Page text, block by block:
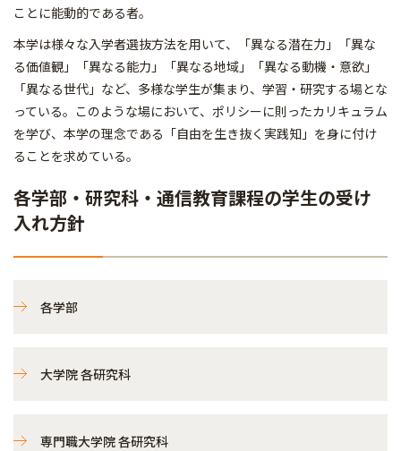
ことに能動的である者。
本学は様々な入学者選抜方法を用いて、「異なる潜在力」「異な
る価値観」「異なる能力」「異なる地域」「異なる動機・意欲」
「異なる世代」など、多様な学生が集まり、学習・研究する場とな
っている。このような場において、ポリシーに則ったカリキュラム
を学び、本学の理念である「自由を生き抜く実践知」を身に付け
ることを求めている。
各学部・研究科・通信教育課程の学生の受け
入れ方針
各学部
大学院 各研究科
専門職大学院 各研究科